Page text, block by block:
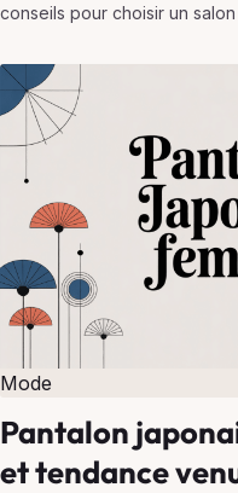
conseils pour choisir un
Mode
Pantalon
et tendance